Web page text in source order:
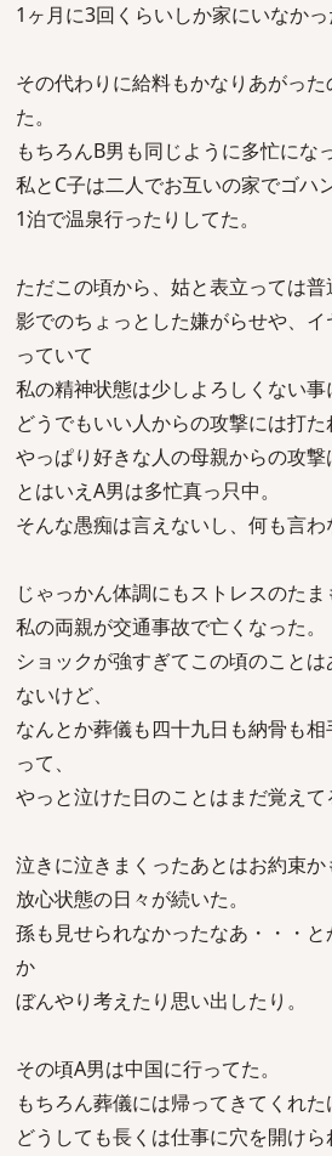
1ヶ月に3回くらいしか家にいなかっ
その代わりに給料もかなりあがっ
た。
もちろんB男も同じように多忙にな
私とC子は二人でお互いの家でゴハ
1泊で温泉行ったりしてた。
ただこの頃から、姑と表立っては普
影でのちょっとした嫌がらせや、
っていて
私の精神状態は少しよろしくない事
どうでもいい人からの攻撃には打た
やっぱり好きな人の母親からの攻撃
とはいえA男は多忙真っ只中。
そんな愚痴は言えないし、何も言わ
じゃっかん体調にもストレスのたま
私の両親が交通事故で亡くなった。
ショックが強すぎてこの頃のこと
ないけど、
なんとか葬儀も四十九日も納骨も
って、
やっと泣けた日のことはまだ覚えて
泣きに泣きまくったあとはお約束
放心状態の日々が続いた。
孫も見せられなかったなあ・・・
か
ぼんやり考えたり思い出したり。
その頃A男は中国に行ってた。
もちろん葬儀には帰ってきてくれた
どうしても長くは仕事に穴を開け